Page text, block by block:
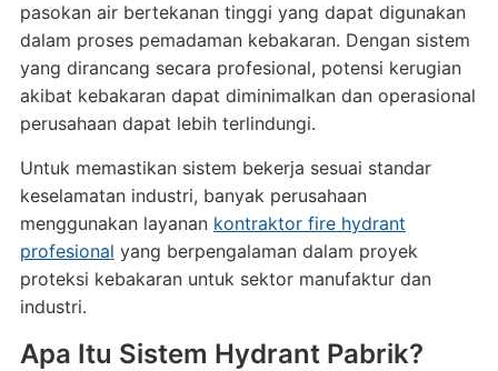
pasokan air bertekanan tinggi yang dapat digunakan
dalam proses pemadaman kebakaran. Dengan sistem
yang dirancang secara profesional, potensi kerugian
akibat kebakaran dapat diminimalkan dan operasional
perusahaan dapat lebih terlindungi.
Untuk memastikan sistem bekerja sesuai standar
keselamatan industri, banyak perusahaan
menggunakan layanan kontraktor fire hydrant
profesional yang berpengalaman dalam proyek
proteksi kebakaran untuk sektor manufaktur dan
industri.
Apa Itu Sistem Hydrant Pabrik?